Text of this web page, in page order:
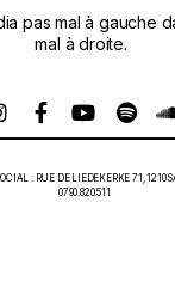
pas mal à gauche
mal à droite.
: RUE DE LIEDEKERKE 71, 1210
0790.820.511